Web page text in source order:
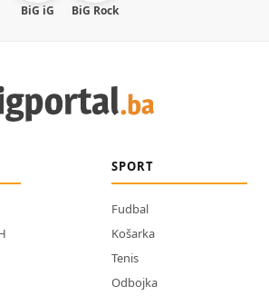
BiG iG BiG Rock
SPORT
Fudbal
Košarka
Tenis
Odbojka